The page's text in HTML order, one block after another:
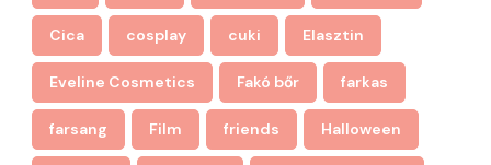
Cica cosplay cuki Elasztin
Eveline Cosmetics Fakó bőr farkas
farsang Film friends Halloween